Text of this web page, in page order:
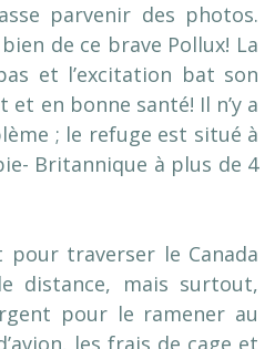
parvenir des photos.
de ce brave Pollux! La
et l’excitation bat son
et en bonne santé! Il n’y a
; le refuge est situé à
Britannique à plus de 4
pour traverser le Canada
distance, mais surtout,
pour le ramener au
les frais de cage et